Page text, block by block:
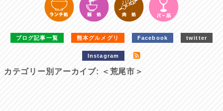
ブログ記事一覧 熊本グルメグリ Facebook twitter
Instagram
カテゴリー別アーカイブ: ＜荒尾市＞